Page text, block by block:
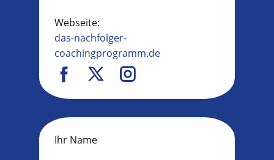
Webseite:
das-nachfolger-
coachingprogramm.de
Ihr Name